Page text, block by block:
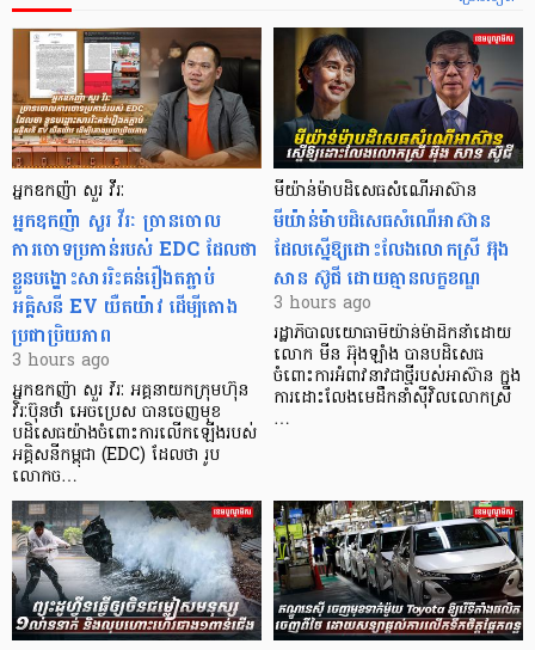
អ្នកឧកញ៉ា សួរ វីរៈ
អ្នកឧកញ៉ា សួរ វីរៈ​ ច្រានចោល
ការចោទប្រកាន់របស់ EDC ដែលថា
ខ្លួនបង្ហោះសាររិះគន់រឿងតភ្ជាប់
អគ្គិសនី EV យឺតយ៉ាវ ដើម្បីតោង
ប្រជាប្រិយភាព
3 hours ago
អ្នកឧកញ៉ា សួរ វីរៈ អគ្គនាយកក្រុមហ៊ុន
វិរៈប៊ុនថាំ អេចប្រេស បានចេញមុខ
បដិសេធយ៉ាងចំពោះការលើកឡើងរបស់
អគ្គិសនីកម្ពុជា (EDC) ដែលថា រូប
លោកច…
មីយ៉ាន់ម៉ាបដិសេធសំណើអាស៊ាន
មីយ៉ាន់ម៉ាបដិសេធសំណើអាស៊ាន
ដែលស្នើឱ្យដោះលែងលោកស្រី អ៊ុង
សាន ស៊ូជី ដោយគ្មានលក្ខខណ្ឌ
3 hours ago
រដ្ឋាភិបាលយោធាមីយ៉ាន់ម៉ាដឹកនាំដោយ
លោក មីន អ៊ុងឡាំង បានបដិសេធ
ចំពោះការអំពាវនាវជាថ្មីរបស់អាស៊ាន ក្នុង
ការដោះលែងមេដឹកនាំស៊ីវិលលោកស្រី
…